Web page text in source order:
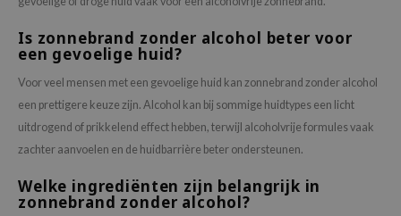
Is zonnebrand zonder alcohol beter voor
een gevoelige huid?
Voor veel mensen met een gevoelige huid kan zonnebrand zonder alcohol
een prettigere keuze zijn. Alcohol kan bij sommige huidtypes een licht
uitdrogend of prikkelend effect hebben, terwijl alcoholvrije formules vaak
zachter aanvoelen en de huidbarrière beter ondersteunen.
Welke ingrediënten zijn belangrijk in
zonnebrand zonder alcohol?